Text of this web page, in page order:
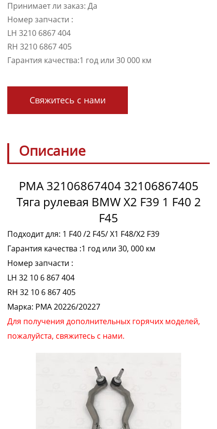
Принимает ли заказ: Да
Номер запчасти :
LH 3210 6867 404
RH 3210 6867 405
Гарантия качества:1 год или 30 000 км
Свяжитесь с нами
Описание
PMA 32106867404 32106867405
Тяга рулевая BMW X2 F39 1 F40 2
F45
Подходит для: 1 F40 /2 F45/ X1 F48/X2 F39
Гарантия качества :1 год или 30, 000 км
Номер запчасти :
LH 32 10 6 867 404
RH 32 10 6 867 405
Марка: PMA 20226/20227
Для получения дополнительных горячих моделей,
пожалуйста, свяжитесь с нами.